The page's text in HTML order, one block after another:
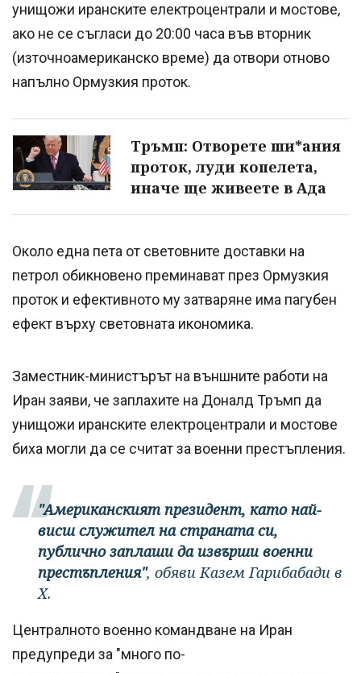
унищожи иранските електроцентрали и мостове,
ако не се съгласи до 20:00 часа във вторник
(източноамериканско време) да отвори отново
напълно Ормузкия проток.
Тръмп: Отворете ши*ания
проток, луди копелета,
иначе ще живеете в Ада
Около една пета от световните доставки на
петрол обикновено преминават през Ормузкия
проток и ефективното му затваряне има пагубен
ефект върху световната икономика.
Заместник-министърът на външните работи на
Иран заяви, че заплахите на Доналд Тръмп да
унищожи иранските електроцентрали и мостове
биха могли да се считат за военни престъпления.
"Американският президент, като най-
висш служител на страната си,
публично заплаши да извърши военни
престъпления", обяви Казем Гарибабади в
X.
Централното военно командване на Иран
предупреди за "много по-